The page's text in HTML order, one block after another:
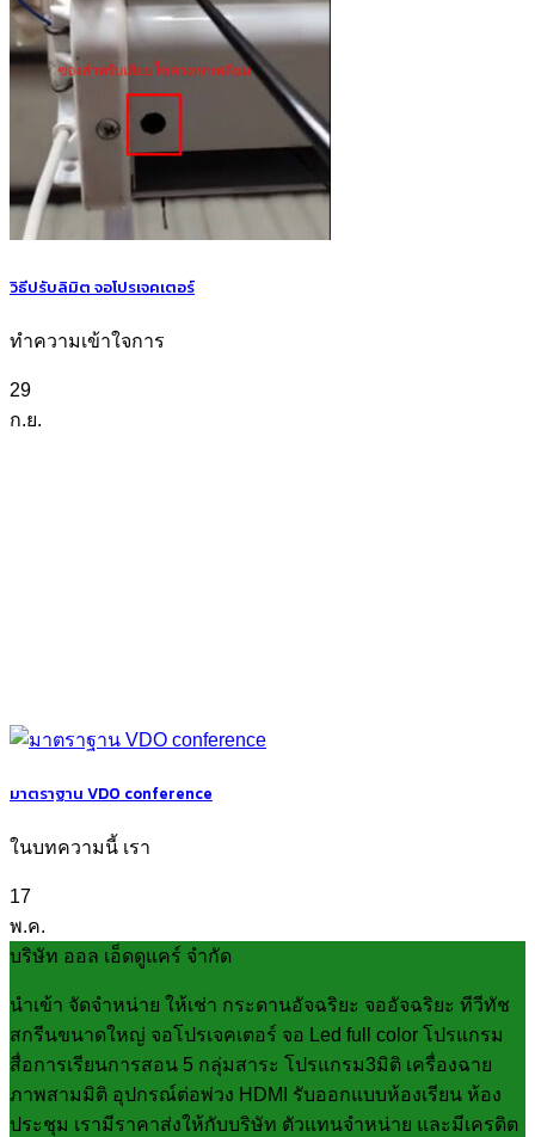
วิธีปรับลิมิต จอโปรเจคเตอร์
ทำความเข้าใจการ
29
ก.ย.
มาตราฐาน VDO conference
ในบทความนี้ เรา
17
พ.ค.
บริษัท ออล เอ็ดดูแคร์ จำกัด
นำเข้า จัดจำหน่าย ให้เช่า กระดานอัจฉริยะ จออัจฉริยะ ทีวีทัช
สกรีนขนาดใหญ่ จอโปรเจคเตอร์ จอ Led full color โปรแกรม
สื่อการเรียนการสอน 5 กลุ่มสาระ โปรแกรม3มิติ เครื่องฉาย
ภาพสามมิติ อุปกรณ์ต่อพ่วง HDMI รับออกแบบห้องเรียน ห้อง
ประชุม เรามีราคาส่งให้กับบริษัท ตัวแทนจำหน่าย และมีเครดิต